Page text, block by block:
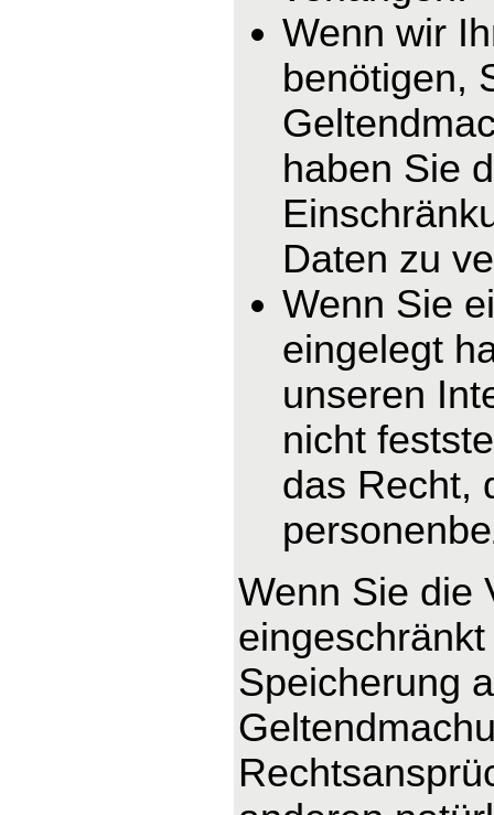
Wenn wir
benötigen,
haben Sie
Daten zu
Wenn Sie
eingelegt
unseren
nicht
das Recht,
Wenn Sie die
Speicherung